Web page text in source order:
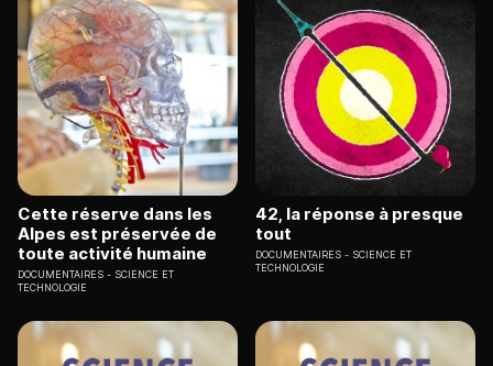
Cette réserve dans les
Alpes est préservée de
toute activité humaine
DOCUMENTAIRES
SCIENCE ET
TECHNOLOGIE
42, la réponse à presque
tout
DOCUMENTAIRES
SCIENCE ET
TECHNOLOGIE